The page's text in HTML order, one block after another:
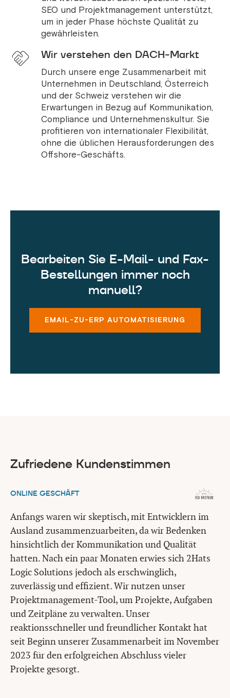
SEO und Projektmanagement unterstützt,
um in jeder Phase höchste Qualität zu
gewährleisten.
Wir verstehen den DACH-Markt
Durch unsere enge Zusammenarbeit mit
Unternehmen in Deutschland, Österreich
und der Schweiz verstehen wir die
Erwartungen in Bezug auf Kommunikation,
Compliance und Unternehmenskultur. Sie
profitieren von internationaler Flexibilität,
ohne die üblichen Herausforderungen des
Offshore-Geschäfts.
Bearbeiten Sie E-Mail- und Fax-
Bestellungen immer noch
manuell?
EMAIL-ZU-ERP AUTOMATISIERUNG
Zufriedene Kundenstimmen
ONLINE GESCHÄFT
Anfangs waren wir skeptisch, mit Entwicklern im
Ausland zusammenzuarbeiten, da wir Bedenken
hinsichtlich der Kommunikation und Qualität
hatten. Nach ein paar Monaten erwies sich 2Hats
Logic Solutions jedoch als erschwinglich,
zuverlässig und effizient. Wir nutzen unser
Projektmanagement-Tool, um Projekte, Aufgaben
und Zeitpläne zu verwalten. Unser
reaktionsschneller und freundlicher Kontakt hat
seit Beginn unserer Zusammenarbeit im November
2023 für den erfolgreichen Abschluss vieler
Projekte gesorgt.